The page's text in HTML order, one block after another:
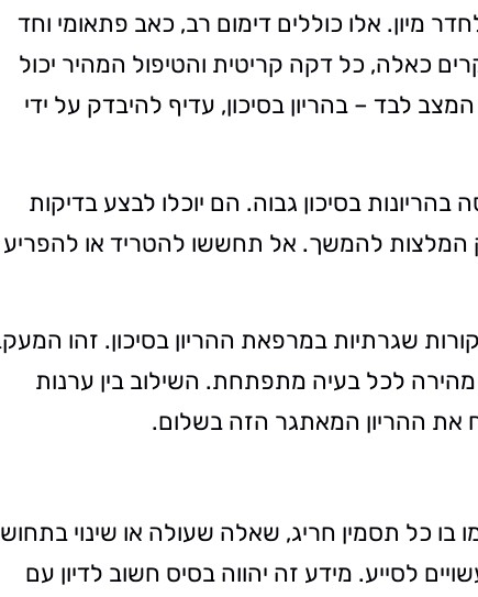
מיון. אלו כוללים דימום רב, כאב פתאומי וחד
כאלה, כל דקה קריטית והטיפול המהיר יכול
לבד – בהריון בסיכון, עדיף להיבדק על ידי
בהריונות בסיכון גבוה. הם יוכלו לבצע בדיקות
המלצות להמשך. אל תחששו להטריד או
שגרתיות במרפאת ההריון בסיכון. זהו
לכל בעיה מתפתחת. השילוב בין ערנות
את ההריון המאתגר הזה בשלום.
בו כל תסמין חריג, שאלה שעולה או שינוי
לסייע. מידע זה יהווה בסיס חשוב לדיון עם